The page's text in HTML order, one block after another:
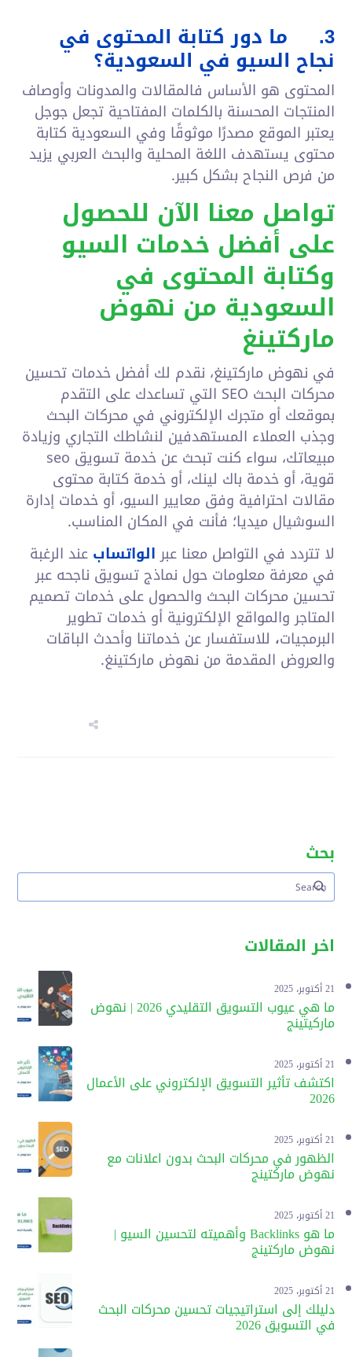
3. ما دور كتابة المحتوى في
نجاح السيو في السعودية؟
المحتوى هو الأساس فالمقالات والمدونات وأوصاف
المنتجات المحسنة بالكلمات المفتاحية تجعل جوجل
يعتبر الموقع مصدرًا موثوقًا وفي السعودية كتابة
محتوى يستهدف اللغة المحلية والبحث العربي يزيد
من فرص النجاح بشكل كبير.
تواصل معنا الآن للحصول
على أفضل خدمات السيو
وكتابة المحتوى في
السعودية من نهوض
ماركتينغ
في نهوض ماركتينغ، نقدم لك أفضل خدمات تحسين
محركات البحث SEO التي تساعدك على التقدم
بموقعك أو متجرك الإلكتروني في محركات البحث
وجذب العملاء المستهدفين لنشاطك التجاري وزيادة
مبيعاتك، سواء كنت تبحث عن خدمة تسويق seo
قوية، أو خدمة باك لينك، أو خدمة كتابة محتوى
مقالات احترافية وفق معايير السيو، أو خدمات إدارة
السوشيال ميديا؛ فأنت في المكان المناسب.
لا تتردد في التواصل معنا عبرالواتساب عند الرغبة
في معرفة معلومات حول نماذج تسويق ناجحه عبر
تحسين محركات البحث والحصول على خدمات تصميم
المتاجر والمواقع الإلكترونية أو خدمات تطوير
البرمجيات، للاستفسار عن خدماتنا وأحدث الباقات
والعروض المقدمة من نهوض ماركتينغ.
بحث
اخر المقالات
21 أكتوبر، 2025
ما هي عيوب التسويق التقليدي 2026 | نهوض
ماركيتينج
21 أكتوبر، 2025
اكتشف تأثير التسويق الإلكتروني على الأعمال
2026
21 أكتوبر، 2025
الظهور في محركات البحث بدون اعلانات مع
نهوض ماركتينج
21 أكتوبر، 2025
ما هو Backlinks وأهميته لتحسين السيو |
نهوض ماركتينج
21 أكتوبر، 2025
دليلك إلى استراتيجيات تحسين محركات البحث
في التسويق 2026